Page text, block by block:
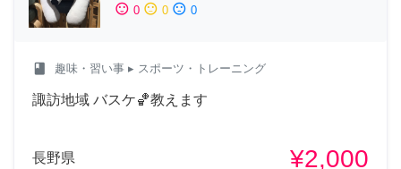
sentiment_satisfied 0 sentiment_neutral 0 sentiment_dissatisfied 0
class 趣味・習い事 ▸ スポーツ・トレーニング
諏訪地域 バスケ🏀教えます
長野県 ¥2,000